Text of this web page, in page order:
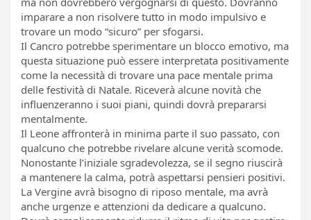
imparare a non risolvere tutto in modo impulsivo e
trovare un modo “sicuro” per sfogarsi.
Il Cancro potrebbe sperimentare un blocco emotivo, ma
questa situazione può essere interpretata positivamente
come la necessità di trovare una pace mentale prima
delle festività di Natale. Riceverà alcune novità che
influenzeranno i suoi piani, quindi dovrà prepararsi
mentalmente.
Il Leone affronterà in minima parte il suo passato, con
qualcuno che potrebbe rivelare alcune verità scomode.
Nonostante l’iniziale sgradevolezza, se il segno riuscirà
a mantenere la calma, potrà aspettarsi pensieri positivi.
La Vergine avrà bisogno di riposo mentale, ma avrà
anche urgenze e attenzioni da dedicare a qualcuno.